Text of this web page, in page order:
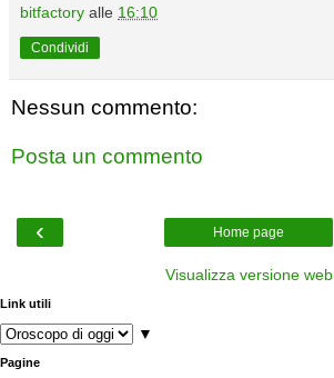
bitfactory alle 16:10
Condividi
Nessun commento:
Posta un commento
‹ Home page
Visualizza versione web
Link utili
▼
Pagine